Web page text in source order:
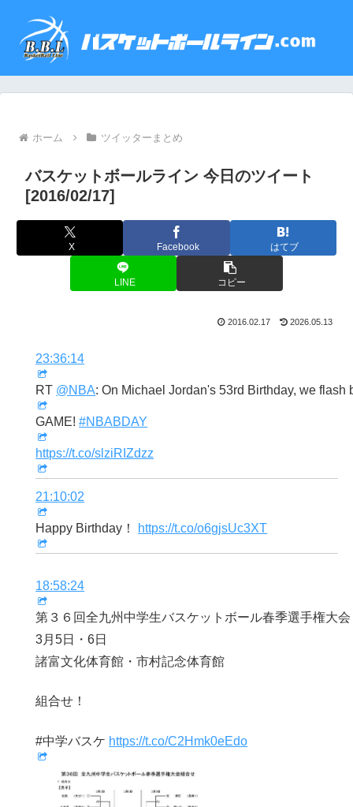
ホーム ツイッターまとめ
バスケットボールライン 今日のツイート
[2016/02/17]
X Facebook はてブ
LINE コピー
2016.02.17 2026.05.13
23:36:14
RT @NBA: On Michael Jordan​'s 53rd Birthday, we flash
GAME!#NBABDAY
https://t.co/slziRIZdzz
21:10:02
Happy Birthday！ https://t.co/o6gjsUc3XT
18:58:24
第３６回全九州中学生バスケットボール春季選手権大会
3月5日・6日
諸富文化体育館・市村記念体育館
組合せ！
#中学バスケ https://t.co/C2Hmk0eEdo